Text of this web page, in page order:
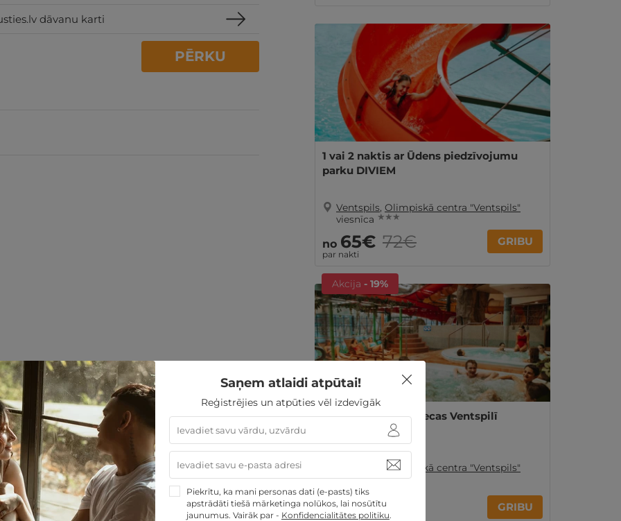
dāvanu karti
PĒRKU
1 vai 2 naktis ar Ūdens piedzīvojumu
parku DIVIEM
Ventspils, Olimpiskā centra "Ventspils"
viesnīca ★ ★ ★
no 65€
par nakti
72€ GRIBU
Akcija - 19%
Jautras ūdens izpriecas Ventspilī
Olimpiskā centra "Ventspils"
viesnīca ★ ★ ★
29€36€ GRIBU
Saņem atlaidi atpūtai!
Reģistrējies un atpūties vēl izdevīgāk
Piekrītu, ka mani personas dati (e-pasts) tiks
apstrādāti tiešā mārketinga nolūkos, lai nosūtītu
jaunumus. Vairāk par - Konfidencialitātes politiku.